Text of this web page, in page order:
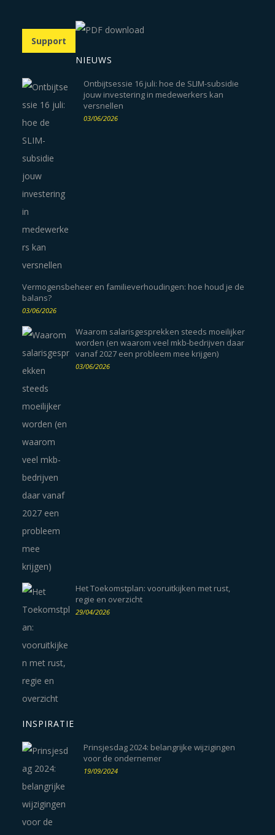
Support
NIEUWS
Ontbijtsessie 16 juli: hoe de SLIM-subsidie
jouw investering in medewerkers kan
versnellen
03/06/2026
Vermogensbeheer en familieverhoudingen: hoe houd je de
balans?
03/06/2026
Waarom salarisgesprekken steeds moeilijker
worden (en waarom veel mkb-bedrijven daar
vanaf 2027 een probleem mee krijgen)
03/06/2026
Het Toekomstplan: vooruitkijken met rust,
regie en overzicht
29/04/2026
INSPIRATIE
Prinsjesdag 2024: belangrijke wijzigingen
voor de ondernemer
19/09/2024